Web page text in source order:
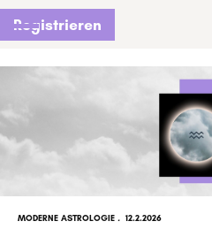
Registrieren
MODERNE ASTROLOGIE . 12.2.2026